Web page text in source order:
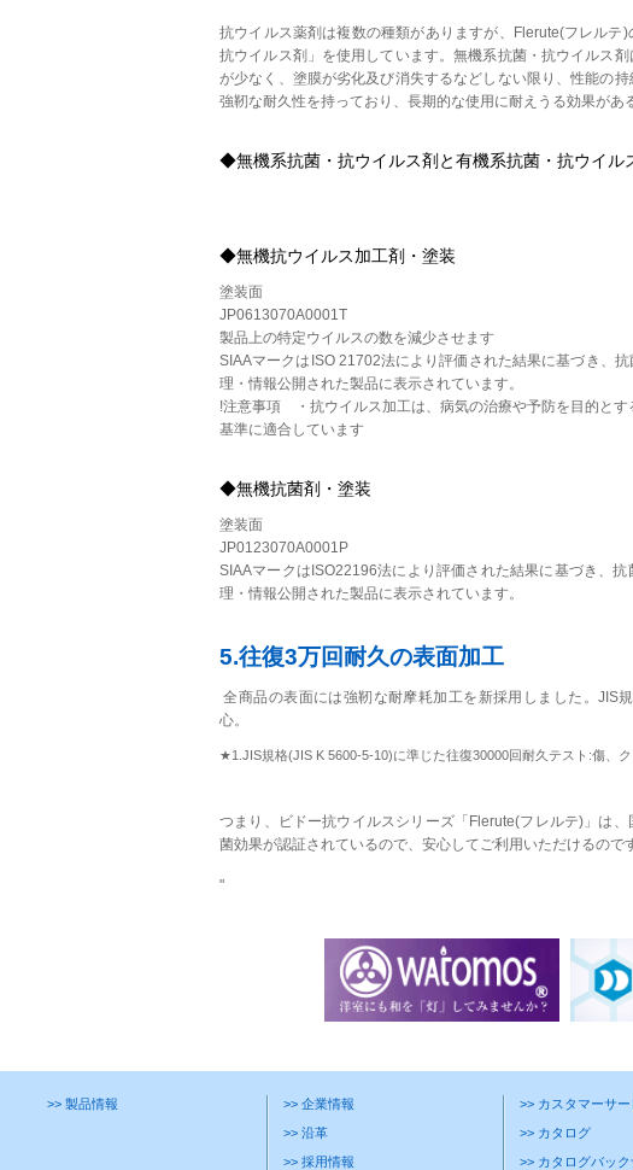
抗ウイルス薬剤は複数の種類がありますが、Flerute(フレルテ)
抗ウイルス剤」を使用しています。無機系抗菌・抗ウイルス
が少なく、塗膜が劣化及び消失するなどしない限り、性能の
強靭な耐久性を持っており、長期的な使用に耐えうる効果があ
◆無機系抗菌・抗ウイルス剤と有機系抗菌・抗ウイル
◆無機抗ウイルス加工剤・塗装
塗装面
JP0613070A0001T
製品上の特定ウイルスの数を減少させます
SIAAマークはISO 21702法により評価された結果に基づき、
理・情報公開された製品に表示されています。
!注意事項 ・抗ウイルス加工は、病気の治療や予防を目的と
基準に適合しています
◆無機抗菌剤・塗装
塗装面
JP0123070A0001P
SIAAマークはISO22196法により評価された結果に基づき、
理・情報公開された製品に表示されています。
5.往復3万回耐久の表面加工
全商品の表面には強靭な耐摩耗加工を新採用しました。JIS
心。
★1.JIS規格(JIS K 5600-5-10)に準じた往復30000回耐久テスト:傷、ク
つまり、ビドー抗ウイルスシリーズ「Flerute(フレルテ)」は
菌効果が認証されているので、安心してご利用いただけるので
"
>> 製品情報
>> 企業情報
>> 沿革
>> 採用情報
>> カスタマーサー
>> カタログ
>> カタログバッ